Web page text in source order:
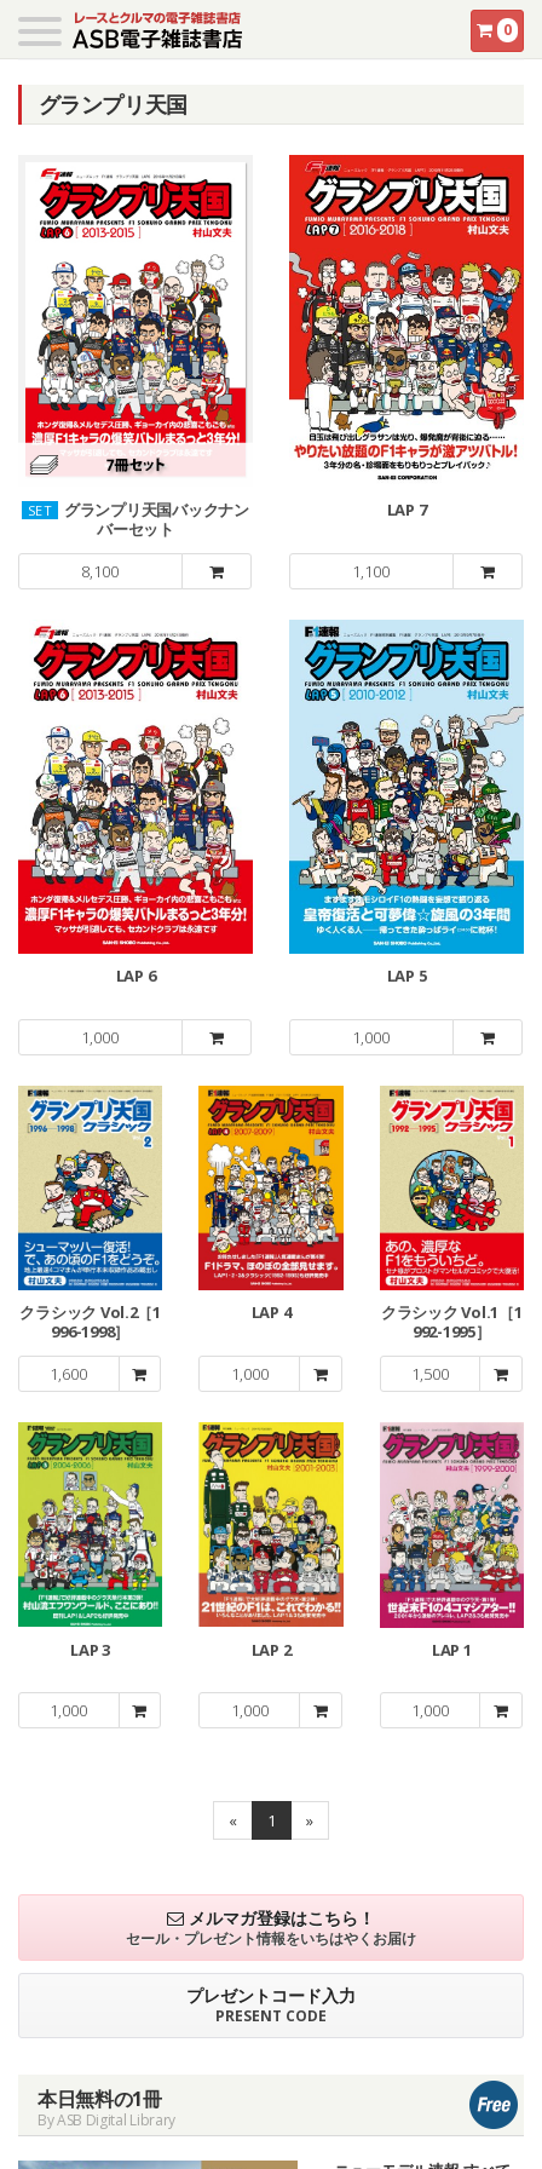
0
グランプリ天国
SET
グランプリ天国バックナン
バーセット
8,100
LAP 7
1,100
LAP 6
1,000
LAP 5
1,000
クラシック Vol.2［1
996-1998］
1,600
LAP 4
1,000
クラシック Vol.1［1
992-1995］
1,500
LAP 3
1,000
LAP 2
1,000
LAP 1
1,000
« 1 »
メルマガ登録はこちら！
セール・プレゼント情報をいちはやくお届け
プレゼントコード入力
PRESENT CODE
本日無料の1冊
By ASB Digital Library